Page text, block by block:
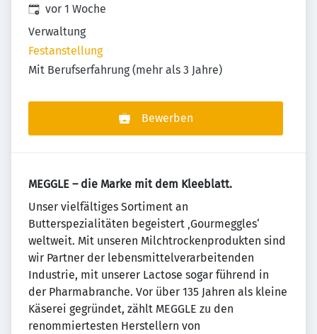
Veröffentlicht:
vor 1 Woche
Verwaltung
Festanstellung
Mit Berufserfahrung (mehr als 3 Jahre)
Bewerben
MEGGLE – die Marke mit dem Kleeblatt.
Unser vielfältiges Sortiment an
Butterspezialitäten begeistert ‚Gourmeggles‘
weltweit. Mit unseren Milchtrockenprodukten sind
wir Partner der lebensmittelverarbeitenden
Industrie, mit unserer Lactose sogar führend in
der Pharmabranche. Vor über 135 Jahren als kleine
Käserei gegründet, zählt MEGGLE zu den
renommiertesten Herstellern von